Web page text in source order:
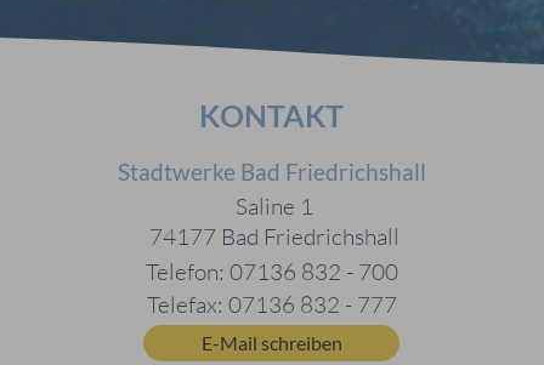
KONTAKT
Stadtwerke Bad Friedrichshall
Telefon: 07136 832 - 700
Saline 1
Telefax: 07136 832 - 777
74177 Bad Friedrichshall
E-Mail schreiben